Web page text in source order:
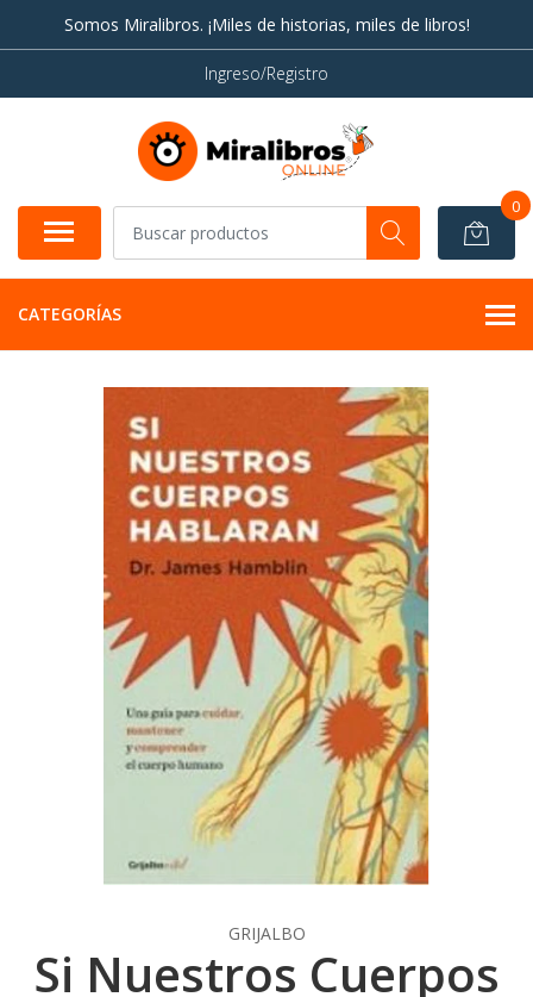
Somos Miralibros. ¡Miles de historias, miles de libros!
Ingreso/Registro
0
CATEGORÍAS
GRIJALBO
Si Nuestros Cuerpos